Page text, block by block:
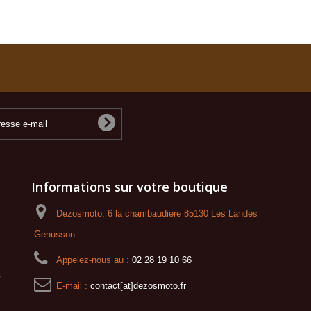
Informations sur votre boutique
Dezosmoto, 6 la chambaudiere 85130 Les Landes
Genusson
Appelez-nous au : 02 28 19 10 66
E-mail : contact[at]dezosmoto.fr